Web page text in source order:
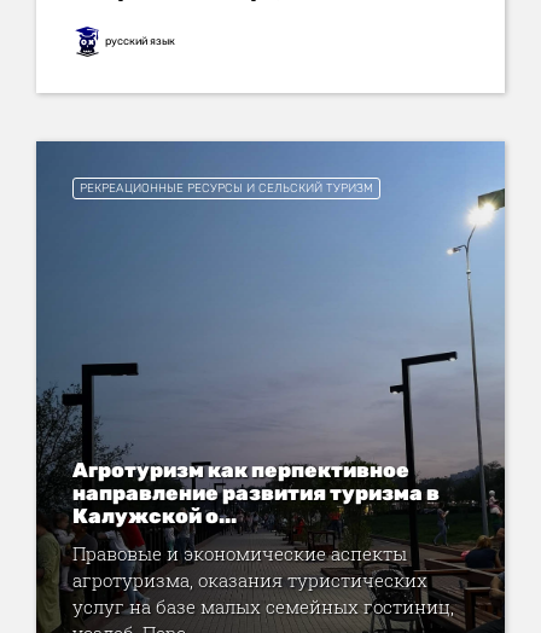
русский язык
РЕКРЕАЦИОННЫЕ РЕСУРСЫ И СЕЛЬСКИЙ ТУРИЗМ
Агротуризм как перпективное
направление развития туризма в
Калужской о...
Правовые и экономические аспекты
агротуризма, оказания туристических
услуг на базе малых семейных гостиниц,